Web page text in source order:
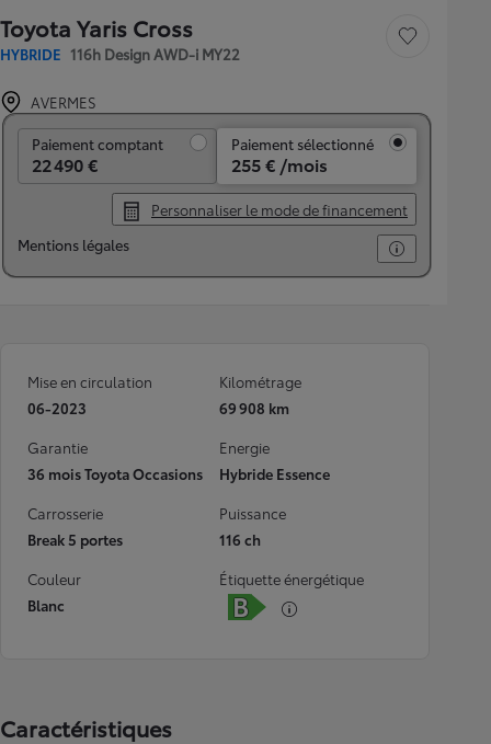
Toyota Yaris Cross
HYBRIDE 116h Design AWD-i MY22
Sauvegarder le
AVERMES
Paiement comptant
22 490 €
Paiement sélectionné
255 € /mois
Personnaliser le mode de financement
Mentions légales
Mise en circulation
06-2023
Kilométrage
69 908 km
Garantie
36 mois Toyota Occasions
Energie
Hybride Essence
Carrosserie
Break 5 portes
Puissance
116 ch
Couleur
Blanc
Étiquette énergétique
Caractéristiques